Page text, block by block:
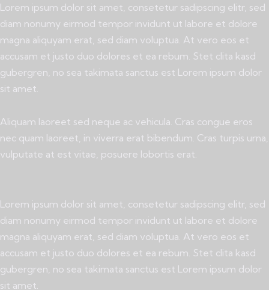
Lorem ipsum dolor sit amet, consetetur sadipscing elitr, sed
diam nonumy eirmod tempor invidunt ut labore et dolore
magna aliquyam erat, sed diam voluptua. At vero eos et
accusam et justo duo dolores et ea rebum. Stet clita kasd
gubergren, no sea takimata sanctus est Lorem ipsum dolor
sit amet.
Aliquam laoreet sed neque ac vehicula. Cras congue eros
nec quam laoreet, in viverra erat bibendum. Cras turpis urna,
vulputate at est vitae, posuere lobortis erat.
Lorem ipsum dolor sit amet, consetetur sadipscing elitr, sed
diam nonumy eirmod tempor invidunt ut labore et dolore
magna aliquyam erat, sed diam voluptua. At vero eos et
accusam et justo duo dolores et ea rebum. Stet clita kasd
gubergren, no sea takimata sanctus est Lorem ipsum dolor
sit amet.